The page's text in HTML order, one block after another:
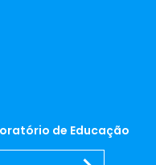
de Educação